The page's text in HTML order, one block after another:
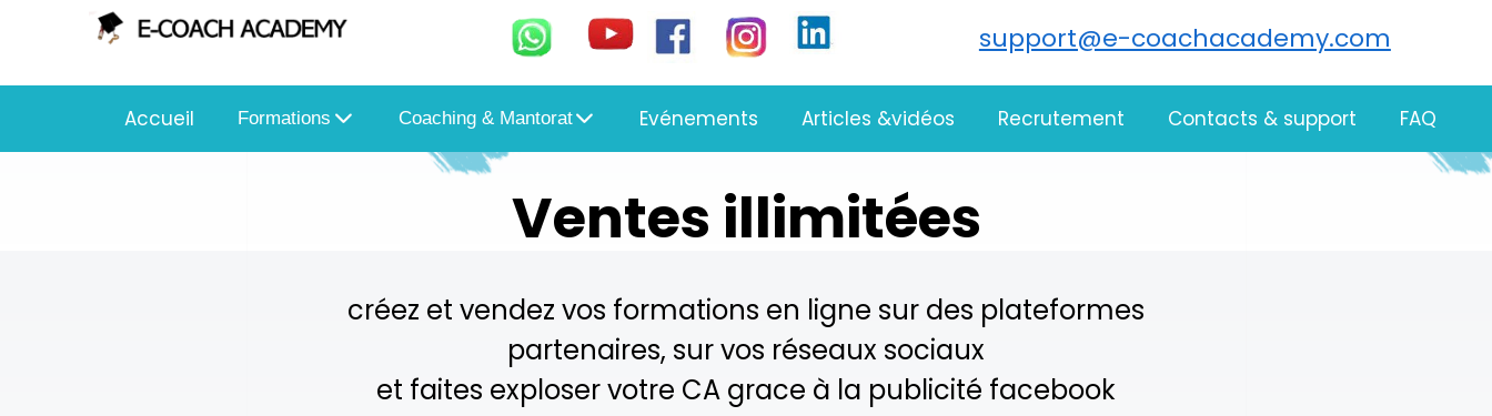
support@e-coachacademy.com
Accueil Formations Coaching & Mantorat Evénements Articles &vidéos Recrutement Contacts & support FAQ
Ventes illimitées
créez et vendez vos formations en ligne sur des plateformes
partenaires, sur vos réseaux sociaux
et faites exploser votre CA grace à la publicité facebook